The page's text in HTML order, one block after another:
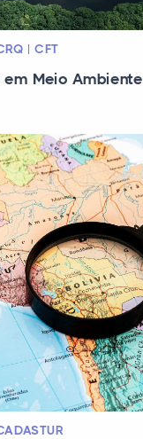
| CFT
em Meio Ambiente